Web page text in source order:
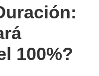
100%?